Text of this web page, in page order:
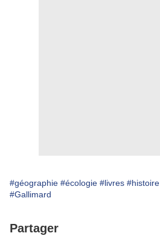
#géographie #écologie #livres #histoire
#Gallimard
Partager